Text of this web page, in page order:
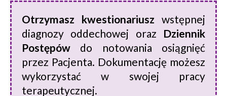
Otrzymasz kwestionariusz wstępnej
diagnozy oddechowej oraz Dziennik
Postępów do notowania osiągnięć
przez Pacjenta. Dokumentację możesz
wykorzystać w swojej pracy
terapeutycznej.